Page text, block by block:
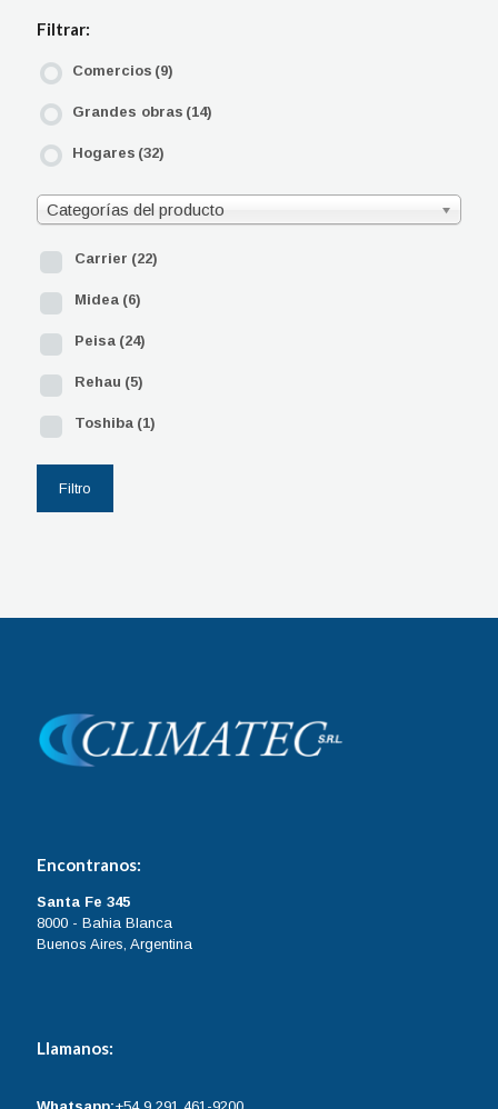
Filtrar:
Comercios (9)
Grandes obras (14)
Hogares (32)
Categorías del producto
Carrier (22)
Midea (6)
Peisa (24)
Rehau (5)
Toshiba (1)
Filtro
Encontranos:
Santa Fe 345
8000 - Bahia Blanca
Buenos Aires, Argentina
Llamanos: